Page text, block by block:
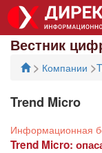
Вестник
> Компании >
Trend Micro
Информационная
Trend Micro: